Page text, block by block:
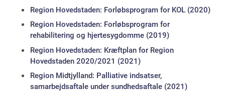
Region Hovedstaden: Forløbsprogram for KOL (2020)
Region Hovedstaden: Forløbsprogram for
rehabilitering og hjertesygdomme (2019)
Region Hovedstaden: Kræftplan for Region
Hovedstaden 2020/2021 (2021)
Region Midtjylland: Palliative indsatser,
samarbejdsaftale under sundhedsaftale (2021)